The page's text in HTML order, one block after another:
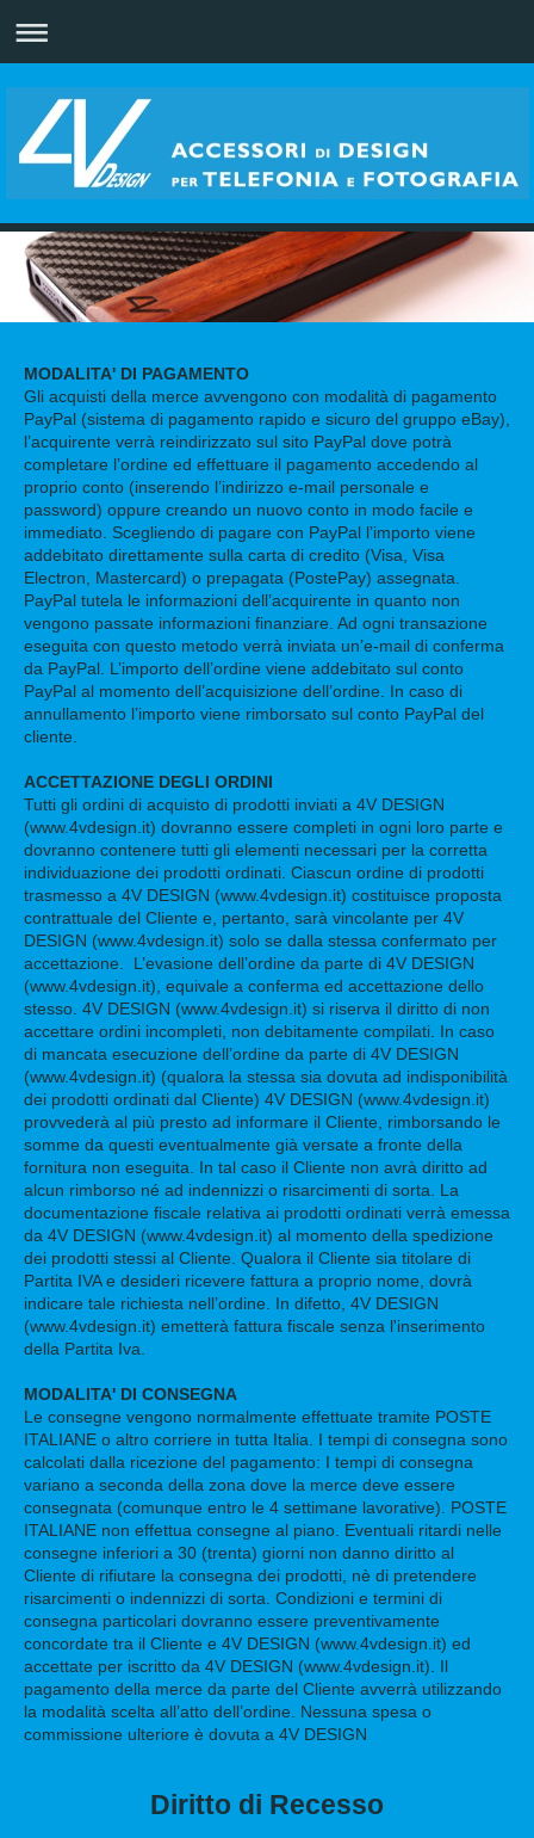
MODALITA' DI PAGAMENTO
Gli acquisti della merce avvengono con modalità di pagamento
PayPal (sistema di pagamento rapido e sicuro del gruppo eBay),
l’acquirente verrà reindirizzato sul sito PayPal dove potrà
completare l’ordine ed effettuare il pagamento accedendo al
proprio conto (inserendo l’indirizzo e-mail personale e
password) oppure creando un nuovo conto in modo facile e
immediato. Scegliendo di pagare con PayPal l’importo viene
addebitato direttamente sulla carta di credito (Visa, Visa
Electron, Mastercard) o prepagata (PostePay) assegnata.
PayPal tutela le informazioni dell’acquirente in quanto non
vengono passate informazioni finanziare. Ad ogni transazione
eseguita con questo metodo verrà inviata un’e-mail di conferma
da PayPal. L’importo dell’ordine viene addebitato sul conto
PayPal al momento dell’acquisizione dell’ordine. In caso di
annullamento l’importo viene rimborsato sul conto PayPal del
cliente.
ACCETTAZIONE DEGLI ORDINI
Tutti gli ordini di acquisto di prodotti inviati a 4V DESIGN
(www.4vdesign.it) dovranno essere completi in ogni loro parte e
dovranno contenere tutti gli elementi necessari per la corretta
individuazione dei prodotti ordinati. Ciascun ordine di prodotti
trasmesso a 4V DESIGN (www.4vdesign.it) costituisce proposta
contrattuale del Cliente e, pertanto, sarà vincolante per 4V
DESIGN (www.4vdesign.it) solo se dalla stessa confermato per
accettazione. L’evasione dell’ordine da parte di 4V DESIGN
(www.4vdesign.it), equivale a conferma ed accettazione dello
stesso. 4V DESIGN (www.4vdesign.it) si riserva il diritto di non
accettare ordini incompleti, non debitamente compilati. In caso
di mancata esecuzione dell’ordine da parte di 4V DESIGN
(www.4vdesign.it) (qualora la stessa sia dovuta ad indisponibilità
dei prodotti ordinati dal Cliente) 4V DESIGN (www.4vdesign.it)
provvederà al più presto ad informare il Cliente, rimborsando le
somme da questi eventualmente già versate a fronte della
fornitura non eseguita. In tal caso il Cliente non avrà diritto ad
alcun rimborso né ad indennizzi o risarcimenti di sorta. La
documentazione fiscale relativa ai prodotti ordinati verrà emessa
da 4V DESIGN (www.4vdesign.it) al momento della spedizione
dei prodotti stessi al Cliente. Qualora il Cliente sia titolare di
Partita IVA e desideri ricevere fattura a proprio nome, dovrà
indicare tale richiesta nell’ordine. In difetto, 4V DESIGN
(www.4vdesign.it) emetterà fattura fiscale senza l'inserimento
della Partita Iva.
MODALITA' DI CONSEGNA
Le consegne vengono normalmente effettuate tramite POSTE
ITALIANE o altro corriere in tutta Italia. I tempi di consegna sono
calcolati dalla ricezione del pagamento: I tempi di consegna
variano a seconda della zona dove la merce deve essere
consegnata (comunque entro le 4 settimane lavorative). POSTE
ITALIANE non effettua consegne al piano. Eventuali ritardi nelle
consegne inferiori a 30 (trenta) giorni non danno diritto al
Cliente di rifiutare la consegna dei prodotti, nè di pretendere
risarcimenti o indennizzi di sorta. Condizioni e termini di
consegna particolari dovranno essere preventivamente
concordate tra il Cliente e 4V DESIGN (www.4vdesign.it) ed
accettate per iscritto da 4V DESIGN (www.4vdesign.it). Il
pagamento della merce da parte del Cliente avverrà utilizzando
la modalità scelta all’atto dell’ordine. Nessuna spesa o
commissione ulteriore è dovuta a 4V DESIGN
Diritto di Recesso